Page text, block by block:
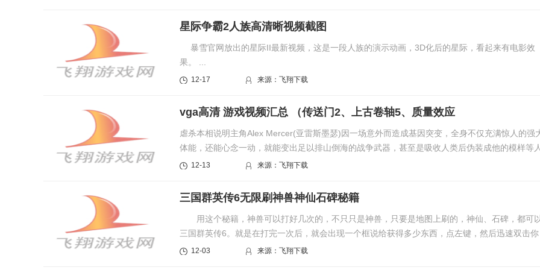
星际争霸2人族高清晰视频截图
暴雪官网放出的星际II最新视频，这是一段人族的演示动画，3D化后的星际，看起来有电影效
果。 ...
12-17 来源：飞翔下载
vga高清 游戏视频汇总 （传送门2、上古卷轴5、质量效应
虐杀本相说明主角Alex Mercer(亚雷斯墨瑟)因一场意外而造成基因突变，全身不仅充满惊人的强
体能，还能心念一动，就能变出足以排山倒海的战争武器，甚至是吸收人类后伪装成他的模样等人
们梦寐以...
12-13 来源：飞翔下载
三国群英传6无限刷神兽神仙石碑秘籍
用这个秘籍，神兽可以打好几次的，不只只是神兽，只要是地图上刷的，神仙、石碑，都可
三国群英传6。就是在打完一次后，就会出现一个框说给获得多少东西，点左键，然后迅速双击你
的武将，这...
12-03 来源：飞翔下载